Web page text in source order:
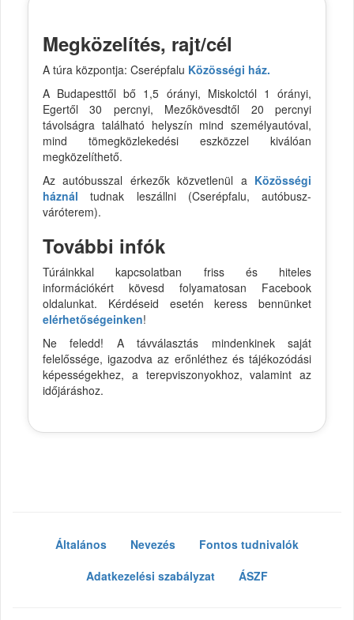
Megközelítés, rajt/cél
A túra központja: Cserépfalu Közösségi ház.
A Budapesttől bő 1,5 órányi, Miskolctól 1 órányi,
Egertől 30 percnyi, Mezőkövesdtől 20 percnyi
távolságra található helyszín mind személyautóval,
mind tömegközlekedési eszközzel kiválóan
megközelíthető.
Az autóbusszal érkezők közvetlenül a Közösségi
háznál tudnak leszállni (Cserépfalu, autóbusz-
váróterem).
További infók
Túráinkkal kapcsolatban friss és hiteles
információkért kövesd folyamatosan Facebook
oldalunkat. Kérdéseid esetén keress bennünket
elérhetőségeinken!
Ne feledd! A távválasztás mindenkinek saját
felelőssége, igazodva az erőnléthez és tájékozódási
képességekhez, a terepviszonyokhoz, valamint az
időjáráshoz.
Általános Nevezés
Fontos tudnivalók
Adatkezelési szabályzat
ÁSZF